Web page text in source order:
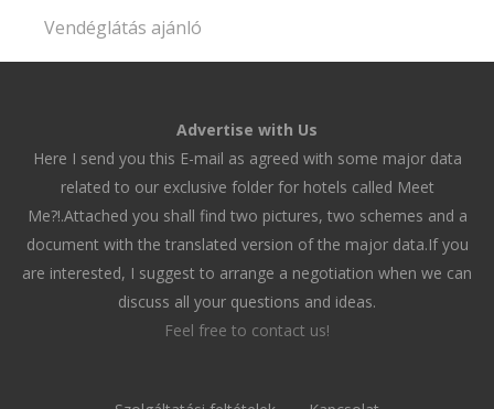
Vendéglátás ajánló
Advertise with Us
Here I send you this E-mail as agreed with some major data
related to our exclusive folder for hotels called Meet
Me?!.Attached you shall find two pictures, two schemes and a
document with the translated version of the major data.If you
are interested, I suggest to arrange a negotiation when we can
discuss all your questions and ideas.
Feel free to contact us!